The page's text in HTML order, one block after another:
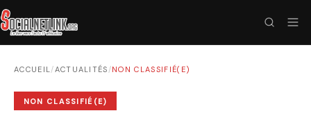
ACCUEIL/ACTUALITÉS /NON CLASSIFIÉ(E)
NON CLASSIFIÉ(E)